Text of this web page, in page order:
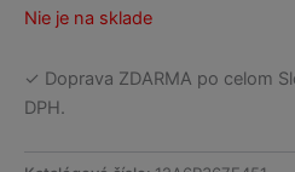
Nie je na sklade
✓ Doprava ZDARMA po celom
DPH.